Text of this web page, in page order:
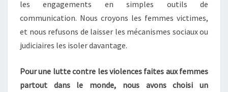
les engagements en simples outils de
communication. Nous croyons les femmes victimes,
et nous refusons de laisser les mécanismes sociaux ou
judiciaires les isoler davantage.
Pour une lutte contre les violences faites aux femmes
partout dans le monde, nous avons choisi un